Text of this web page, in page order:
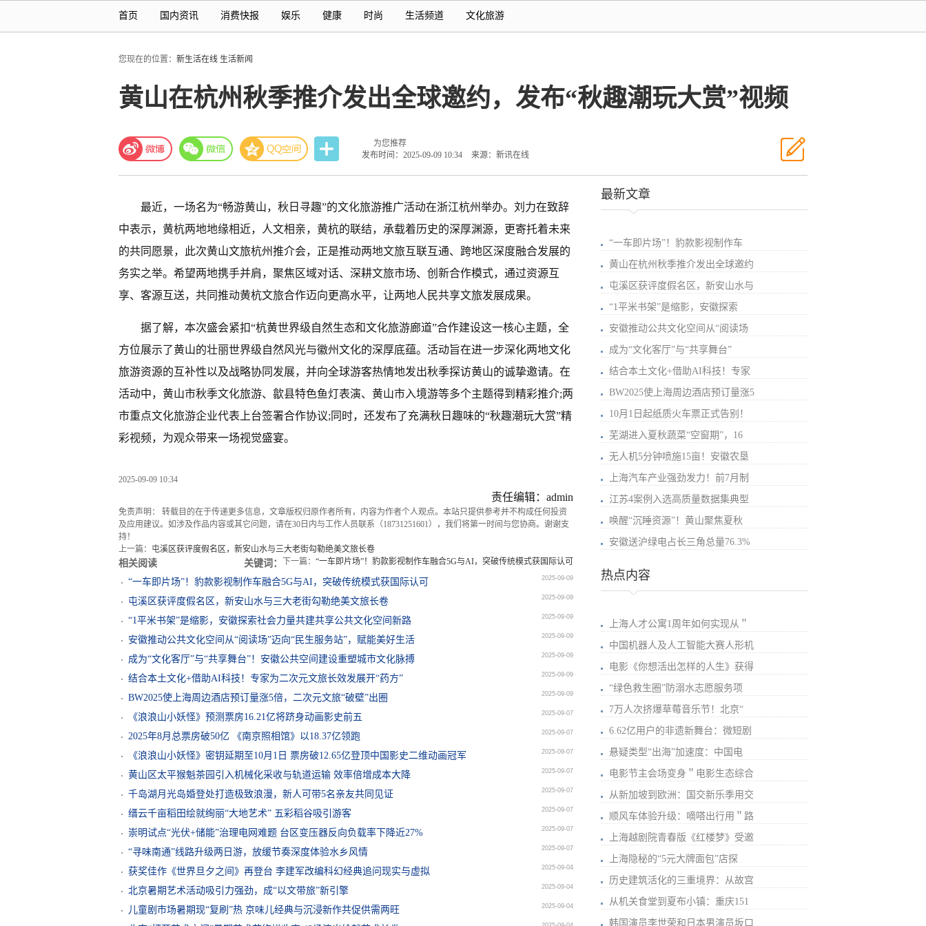
首页 国内资讯 消费快报 娱乐 健康 时尚 生活频道 文化旅游
您现在的位置： 新生活在线 生活新闻
黄山在杭州秋季推介发出全球邀约，发布“秋趣潮玩大赏”视频
为您推荐
发布时间：2025-09-09 10:34
来源：新讯在线
最近，一场名为“畅游黄山，秋日寻趣”的文化旅游推广活动在浙江杭州举办。刘力在致辞
中表示，黄杭两地地缘相近，人文相亲，黄杭的联结，承载着历史的深厚渊源，更寄托着未来
的共同愿景，此次黄山文旅杭州推介会，正是推动两地文旅互联互通、跨地区深度融合发展的
务实之举。希望两地携手并肩，聚焦区域对话、深耕文旅市场、创新合作模式，通过资源互
享、客源互送，共同推动黄杭文旅合作迈向更高水平，让两地人民共享文旅发展成果。
据了解，本次盛会紧扣“杭黄世界级自然生态和文化旅游廊道”合作建设这一核心主题，全
方位展示了黄山的壮丽世界级自然风光与徽州文化的深厚底蕴。活动旨在进一步深化两地文化
旅游资源的互补性以及战略协同发展，并向全球游客热情地发出秋季探访黄山的诚挚邀请。在
活动中，黄山市秋季文化旅游、歙县特色鱼灯表演、黄山市入境游等多个主题得到精彩推介;两
市重点文化旅游企业代表上台签署合作协议;同时，还发布了充满秋日趣味的“秋趣潮玩大赏”精
彩视频，为观众带来一场视觉盛宴。
2025-09-09 10:34
责任编辑：admin
免责声明： 转载目的在于传递更多信息，文章版权归原作者所有，内容为作者个人观点。本站只提供参考并不构成任何投资
及应用建议。如涉及作品内容或其它问题，请在30日内与工作人员联系（18731251601），我们将第一时间与您协商。谢谢支
持！
上一篇： 屯溪区获评度假名区，新安山水与三大老街勾勒绝美文旅长卷
下一篇： “一车即片场”！豹款影视制作车融合5G与AI，突破传统模式获国际认可
相关阅读
关键词：
“一车即片场”！豹款影视制作车融合5G与AI，突破传统模式获国际认可
2025-09-09
屯溪区获评度假名区，新安山水与三大老街勾勒绝美文旅长卷 2025-09-09
“1平米书架”是缩影，安徽探索社会力量共建共享公共文化空间新路 2025-09-09
安徽推动公共文化空间从“阅读场”迈向“民生服务站”，赋能美好生活 2025-09-09
成为“文化客厅”与“共享舞台”！安徽公共空间建设重塑城市文化脉搏 2025-09-09
结合本土文化+借助AI科技！专家为二次元文旅长效发展开“药方” 2025-09-09
BW2025使上海周边酒店预订量涨5倍，二次元文旅“破壁”出圈 2025-09-09
《浪浪山小妖怪》预测票房16.21亿将跻身动画影史前五 2025-09-07
2025年8月总票房破50亿 《南京照相馆》以18.37亿领跑 2025-09-07
《浪浪山小妖怪》密钥延期至10月1日 票房破12.65亿登顶中国影史二维动画冠军 2025-09-07
黄山区太平猴魁茶园引入机械化采收与轨道运输 效率倍增成本大降 2025-09-07
千岛湖月光岛婚登处打造极致浪漫，新人可带5名亲友共同见证 2025-09-07
缙云千亩稻田绘就绚丽“大地艺术” 五彩稻谷吸引游客 2025-09-07
崇明试点“光伏+储能”治理电网难题 台区变压器反向负载率下降近27% 2025-09-07
“寻味南通”线路升级两日游，放缓节奏深度体验水乡风情 2025-09-07
获奖佳作《世界旦夕之间》再登台 李建军改编科幻经典追问现实与虚拟 2025-09-04
北京暑期艺术活动吸引力强劲，成“以文带旅”新引擎 2025-09-04
儿童剧市场暑期现“复刷”热 京味儿经典与沉浸新作共促供需两旺 2025-09-04
最新文章
“一车即片场”！豹款影视制作车
黄山在杭州秋季推介发出全球邀约
屯溪区获评度假名区，新安山水与
“1平米书架”是缩影，安徽探索
安徽推动公共文化空间从“阅读场
成为“文化客厅”与“共享舞台”
结合本土文化+借助AI科技！专家
BW2025使上海周边酒店预订量涨5
10月1日起纸质火车票正式告别！
芜湖进入夏秋蔬菜“空窗期”，16
无人机5分钟喷施15亩！安徽农垦
上海汽车产业强劲发力！前7月制
江苏4案例入选高质量数据集典型
唤醒“沉睡资源”！黄山聚焦夏秋
安徽送沪绿电占长三角总量76.3%
热点内容
上海人才公寓1周年如何实现从＂
中国机器人及人工智能大赛人形机
电影《你想活出怎样的人生》获得
“绿色救生圈”防溺水志愿服务项
7万人次挤爆草莓音乐节！北京“
6.62亿用户的非遗新舞台：微短剧
悬疑类型“出海”加速度：中国电
电影节主会场变身＂电影生态综合
从新加坡到欧洲：国交新乐季用交
顺风车体验升级：嘀嗒出行用＂路
上海越剧院青春版《红楼梦》受邀
上海隐秘的“5元大牌面包”店探
历史建筑活化的三重境界：从故宫
从机关食堂到夏布小镇：重庆151
韩国演员李世荣和日本男演员坂口